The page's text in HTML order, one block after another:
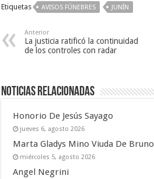
Etiquetas AVISOS FÚNEBRES JUNÍN
Anterior
La justicia ratificó la continuidad
de los controles con radar
Noticias relacionadas
Honorio De Jesús Sayago
jueves 6, agosto 2026
Marta Gladys Mino Viuda De Bruno
miércoles 5, agosto 2026
Angel Negrini